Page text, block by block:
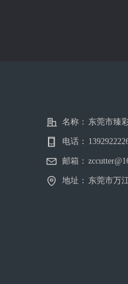
名称： 东莞市臻
电话：
邮箱：
地址： 东莞市万